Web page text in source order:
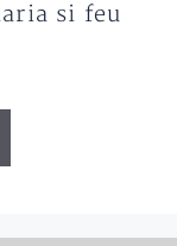
si feu